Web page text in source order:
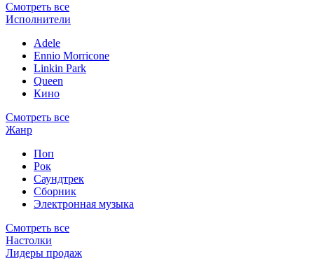
Смотреть все
Исполнители
Adele
Ennio Morricone
Linkin Park
Queen
Кино
Смотреть все
Жанр
Поп
Рок
Саундтрек
Сборник
Электронная музыка
Смотреть все
Настолки
Лидеры продаж